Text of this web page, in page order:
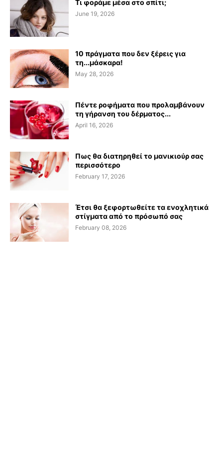
Τι φοράμε μέσα στο σπίτι;
June 19, 2026
10 πράγματα που δεν ξέρεις για
τη...μάσκαρα!
May 28, 2026
Πέντε ροφήματα που προλαμβάνουν
τη γήρανση του δέρματος...
April 16, 2026
Πως θα διατηρηθεί το μανικιούρ σας
περισσότερο
February 17, 2026
Έτσι θα ξεφορτωθείτε τα ενοχλητικά
στίγματα από το πρόσωπό σας
February 08, 2026